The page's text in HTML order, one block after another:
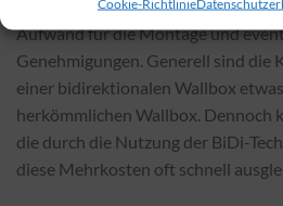
beispielsweise die notwendige
Aufwand für die Montage und
Genehmigungen. Generell sind
einer bidirektionalen Wallbox
herkömmlichen Wallbox. Dennoch
die durch die Nutzung der BiDi-
diese Mehrkosten oft schnell